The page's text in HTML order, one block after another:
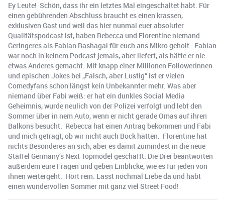
Ey Leute! Schön, dass ihr ein letztes Mal eingeschaltet habt. Für
einen gebührenden Abschluss braucht es einen krassen,
exklusiven Gast und weil das hier nunmal euer absoluter
Qualitätspodcast ist, haben Rebecca und Florentine niemand
Geringeres als Fabian Rashagai für euch ans Mikro geholt. Fabian
war noch in keinem Podcast jemals, aber liefert, als hätte er nie
etwas Anderes gemacht. Mit knapp einer Millionen FollowerInnen
und epischen Jokes bei „Falsch, aber Lustig“ ist er vielen
Comedyfans schon längst kein Unbekannter mehr. Was aber
niemand über Fabi weiß: er hat ein dunkles Social Media
Geheimnis, wurde neulich von der Polizei verfolgt und lebt den
Sommer über in nem Auto, wenn er nicht gerade Omas auf ihren
Balkons besucht. Rebecca hat einen Antrag bekommen und Fabi
und mich gefragt, ob wir nicht auch Bock hätten. Florentine hat
nichts Besonderes an sich, aber es damit zumindest in die neue
Staffel Germany‘s Next Topmodel geschafft. Die Drei beantworten
außerdem eure Fragen und geben Einblicke, wie es für jeden von
ihnen weitergeht. Hört rein. Lasst nochmal Liebe da und habt
einen wundervollen Sommer mit ganz viel Street Food!